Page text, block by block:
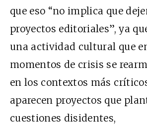
que eso “no implica que
proyectos editoriales”, ya
una actividad cultural que
momentos de crisis se
en los contextos más
aparecen proyectos que
cuestiones disidentes,